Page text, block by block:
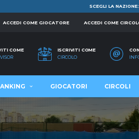
SCEGLI LA NAZIONE:
ACCEDI COME GIOCATORE ACCEDI COME
COME
ISCRIVITI COME
CIRCOLO
GIOCATORI CIRCOLI